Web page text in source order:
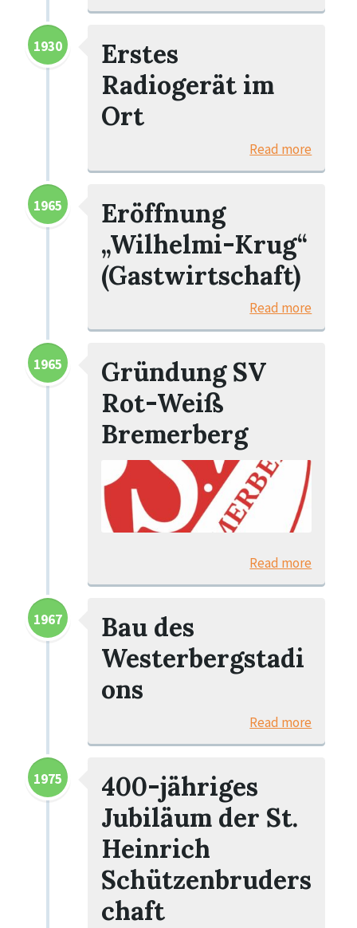
1930
Erstes
Radiogerät im
Ort
Read more
1965
Eröffnung
„Wilhelmi-Krug“
(Gastwirtschaft)
Read more
1965
Gründung SV
Rot-Weiß
Bremerberg
Read more
1967
Bau des
Westerbergstadi
ons
Read more
1975
400-jähriges
Jubiläum der St.
Heinrich
Schützenbruders
chaft